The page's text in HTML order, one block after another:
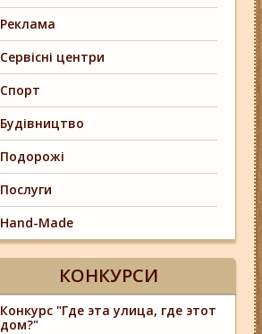
Реклама
Сервісні центри
Спорт
Будівництво
Подорожі
Послуги
Hand-Made
КОНКУРСИ
Конкурс "Где эта улица, где этот
дом?"